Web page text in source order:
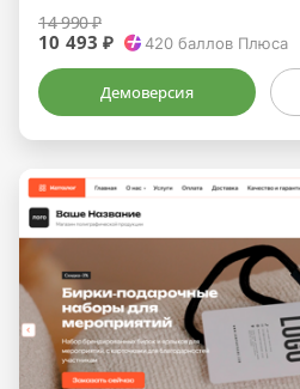
14 990 ₽
10 493 ₽ 420баллов Плюса
Демоверсия